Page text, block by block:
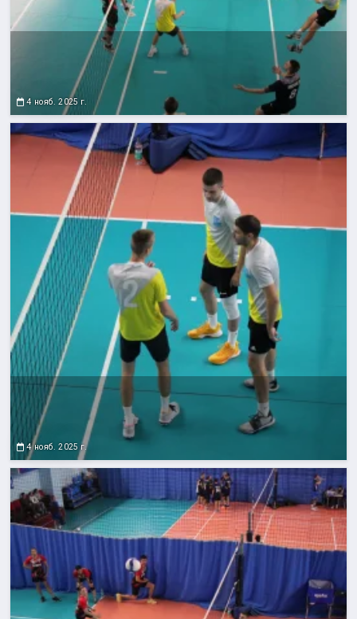
4 нояб. 2025 г.
4 нояб. 2025 г.